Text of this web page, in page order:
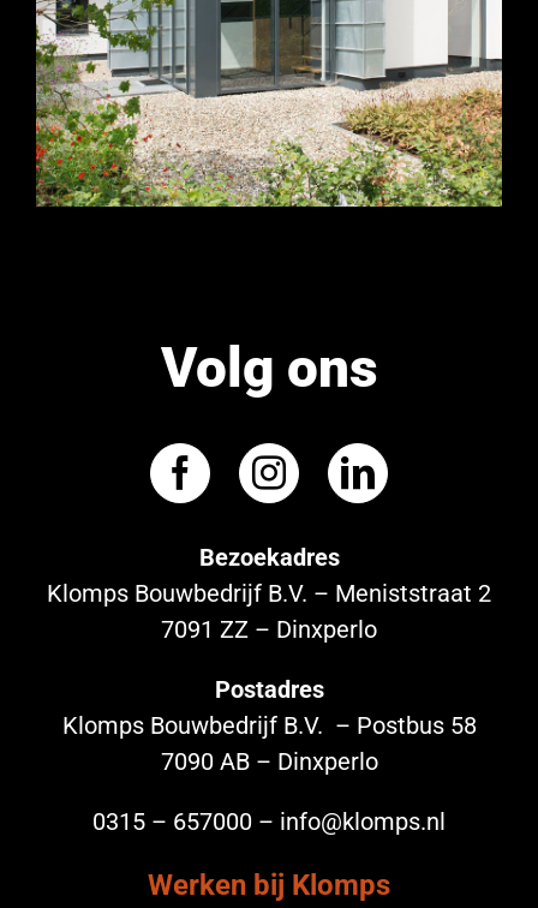
Volg ons
Bezoekadres
Klomps Bouwbedrijf B.V. – Meniststraat 2
7091 ZZ – Dinxperlo
Postadres
Klomps Bouwbedrijf B.V. – Postbus 58
7090 AB – Dinxperlo
0315 – 657000 – info@klomps.nl
Werken bij Klomps